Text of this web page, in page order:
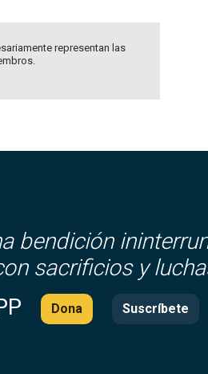
representan las
bendición
sacrificios y
Dona Suscríbete